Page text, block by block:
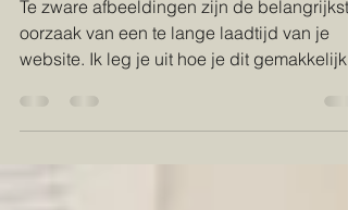
beelden zonder
kwaliteitsverlies.
oorzaak van een te lange laadtijd van je